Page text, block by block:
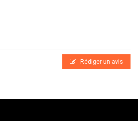
Rédiger un avis